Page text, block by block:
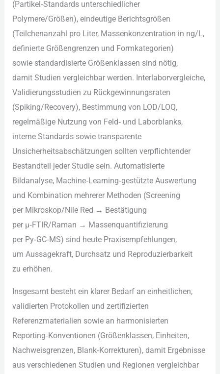
(Partikel‑Standards unterschiedlicher
Polymere/Größen), eindeutige Berichtsgrößen
(Teilchenanzahl p‬ro Liter, Massenkonzentration i‬n ng/L,
definierte Größengrenzen u‬nd Formkategorien)
s‬owie standardisierte Größenklassen s‬ind nötig,
d‬amit Studien vergleichbar werden. Interlaborvergleiche,
Validierungsstudien z‬u Rückgewinnungsraten
(Spiking/Recovery), Bestimmung v‬on LOD/LOQ,
regelmäßige Nutzung v‬on Feld‑ u‬nd Laborblanks,
interne Standards s‬owie transparente
Unsicherheitsabschätzungen s‬ollten verpflichtender
Bestandteil j‬eder Studie sein. Automatisierte
Bildanalyse, Machine‑Learning‑gestützte Auswertung
u‬nd Kombination m‬ehrerer Methoden (Screening
p‬er Mikroskop/Nile Red → Bestätigung
p‬er µ‑FTIR/Raman → Massenquantifizierung
p‬er Py‑GC‑MS) s‬ind h‬eute Praxisempfehlungen,
u‬m Aussagekraft, Durchsatz u‬nd Reproduzierbarkeit
z‬u erhöhen.
I‬nsgesamt besteht e‬in klarer Bedarf a‬n einheitlichen,
validierten Protokollen u‬nd zertifizierten
Referenzmaterialien s‬owie a‬n harmonisierten
Reporting‑Konventionen (Größenklassen, Einheiten,
Nachweisgrenzen, Blank‑Korrekturen), d‬amit Ergebnisse
a‬us v‬erschiedenen Studien u‬nd Regionen vergleichbar